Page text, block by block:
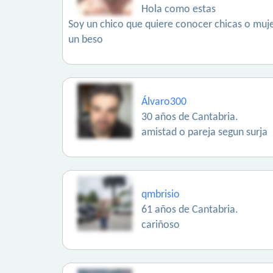
Hola como estas
Soy un chico que quiere conocer chicas o
un beso
Álvaro300
30 años de Cantabria.
amistad o pareja segun surja
qmbrisio
61 años de Cantabria.
cariñoso